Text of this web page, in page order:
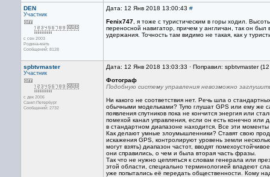
DEN
Участник
с сен 2003
Родина-мать
Сообщений: 8128
Дата: 12 Янв 2018 13:00:43 #
Fenix747 , я тоже с туристическим в горы ходил.
переносной навигатор, причем у англичан, так он
удержания. Точность там видимо не такая, как у
spbtvmaster
Участник
с дек 2006
Санкт-Петербург
Сообщений: 2732
Дата: 12 Янв 2018 13:03:33 · Поправил: spbtvmaster
Фотограф
Подобную систему управления невозможно
Ни какого не соответствия нет. Речь шла о
обычными модельками? Тупо глушат GPS или ему же
появления спутников пока не кончится энергия или
помехой канал управления, если он есть конечно
в стандартном диапазоне находится. Все эти
Как делают умные злоумышленники? Ставят свою
искажения GPS, контролируют уровень земли
могут взять) диапазон частот, вводят
они справились, о чем и была вторая часть фразы.
Так что не нужно цепляться к словам генерала или
этой области, специально терминологией владеют
уже попытались её передать общественности. Кому